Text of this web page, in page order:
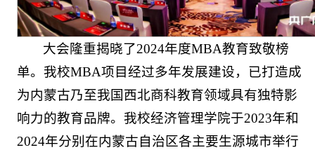
大会隆重揭晓了2024年度MBA教育致敬榜
单。我校MBA项目经过多年发展建设，已打造成
为内蒙古乃至我国西北商科教育领域具有独特影
响力的教育品牌。我校经济管理学院于2023年和
2024年分别在内蒙古自治区各主要生源城市举行